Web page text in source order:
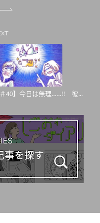
＃40】今日は無理……!! 彼...